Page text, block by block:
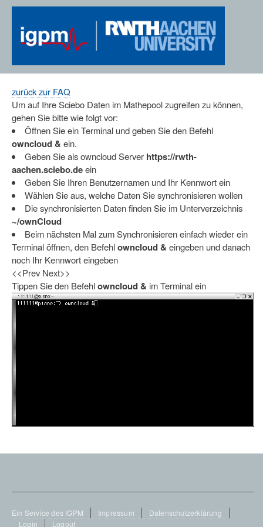
Skip
to
main
content
zurück zur FAQ
Um auf Ihre Sciebo Daten im Mathepool zugreifen zu können,
gehen Sie bitte wie folgt vor:
Öffnen Sie ein Terminal und geben Sie den Befehl
owncloud & ein.
Geben Sie als owncloud Server https://rwth-
aachen.sciebo.deein
Geben Sie Ihren Benutzernamen und Ihr Kennwort ein
Wählen Sie aus, welche Daten Sie synchronisieren wollen
Die synchronisierten Daten finden Sie im Unterverzeichnis
~/ownCloud
Beim nächsten Mal zum Synchronisieren einfach wieder ein
Terminal öffnen, den Befehlowncloud & eingeben und danach
noch Ihr Kennwort eingeben
<<Prev Next>>
Tippen Sie den Befehlowncloud & im Terminal ein
Footer
Ein Service des IGPM Impressum
Datenschutzerklärung
Login
Logout